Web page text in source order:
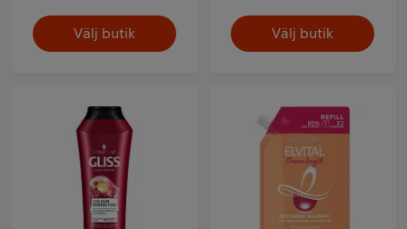
Välj butik Välj butik